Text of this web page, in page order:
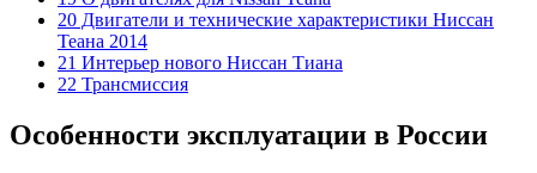
20 Двигатели и технические характеристики Ниссан
Теана 2014
21 Интерьер нового Ниссан Тиана
22 Трансмиссия
Особенности эксплуатации в России